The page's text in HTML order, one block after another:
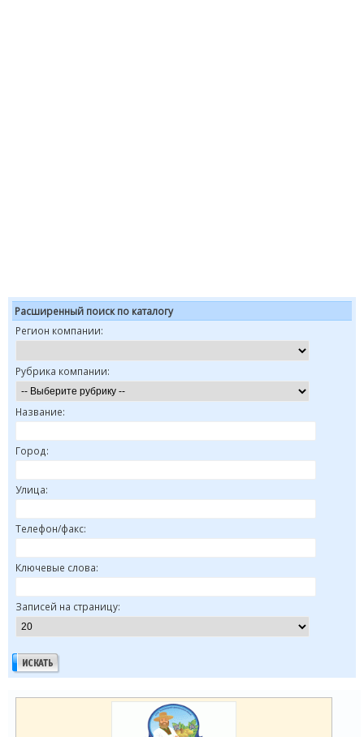
Расширенный поиск по каталогу
Регион компании:
Рубрика компании:
Название:
Город:
Улица:
Телефон/факс:
Ключевые слова:
Записей на страницу: